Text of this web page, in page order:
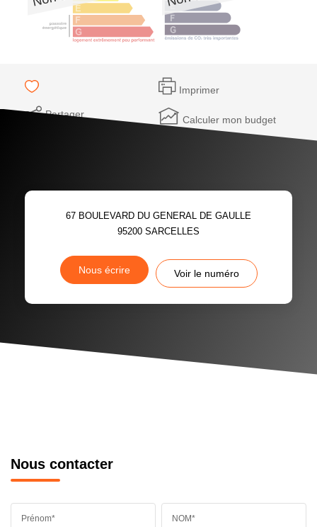
Imprimer
Partager Calculer mon budget
67 BOULEVARD DU GENERAL DE GAULLE
95200 SARCELLES
Nous écrire Voir le numéro
Nous contacter
Prénom* NOM*